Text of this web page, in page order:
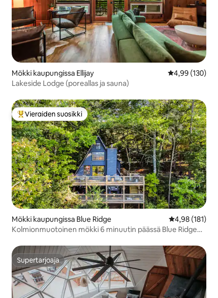
Mökki kaupungissa Ellijay
4,99 (130)
Lakeside Lodge (poreallas ja sauna)
Vieraiden suosikkien parhaimmistoa
Vieraiden suosikki
Mökki kaupungissa Blue Ridge
4,98 (181)
Kolmionmuotoinen mökki 6 minuutin päässä Blue Ridgen
Supertarjoaja
Supertarjoaja